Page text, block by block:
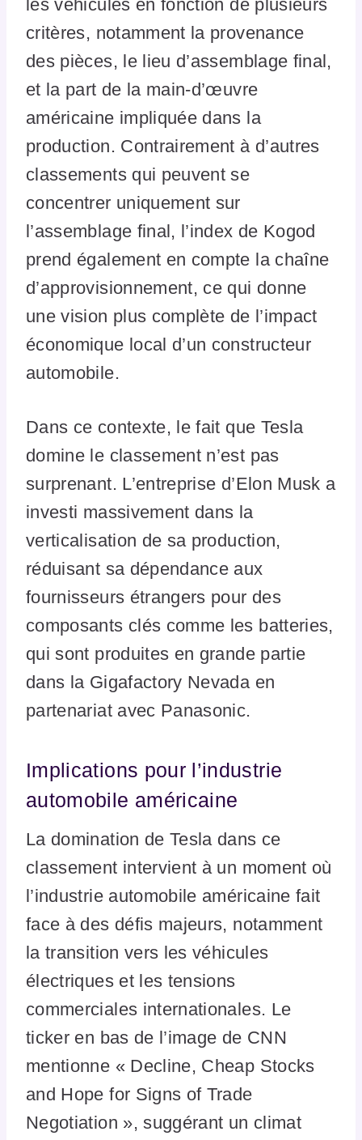
les véhicules en fonction de plusieurs
critères, notamment la provenance
des pièces, le lieu d’assemblage final,
et la part de la main-d’œuvre
américaine impliquée dans la
production. Contrairement à d’autres
classements qui peuvent se
concentrer uniquement sur
l’assemblage final, l’index de Kogod
prend également en compte la chaîne
d’approvisionnement, ce qui donne
une vision plus complète de l’impact
économique local d’un constructeur
automobile.
Dans ce contexte, le fait que Tesla
domine le classement n’est pas
surprenant. L’entreprise d’Elon Musk a
investi massivement dans la
verticalisation de sa production,
réduisant sa dépendance aux
fournisseurs étrangers pour des
composants clés comme les batteries,
qui sont produites en grande partie
dans la Gigafactory Nevada en
partenariat avec Panasonic.
Implications pour l’industrie
automobile américaine
La domination de Tesla dans ce
classement intervient à un moment où
l’industrie automobile américaine fait
face à des défis majeurs, notamment
la transition vers les véhicules
électriques et les tensions
commerciales internationales. Le
ticker en bas de l’image de CNN
mentionne « Decline, Cheap Stocks
and Hope for Signs of Trade
Negotiation », suggérant un climat